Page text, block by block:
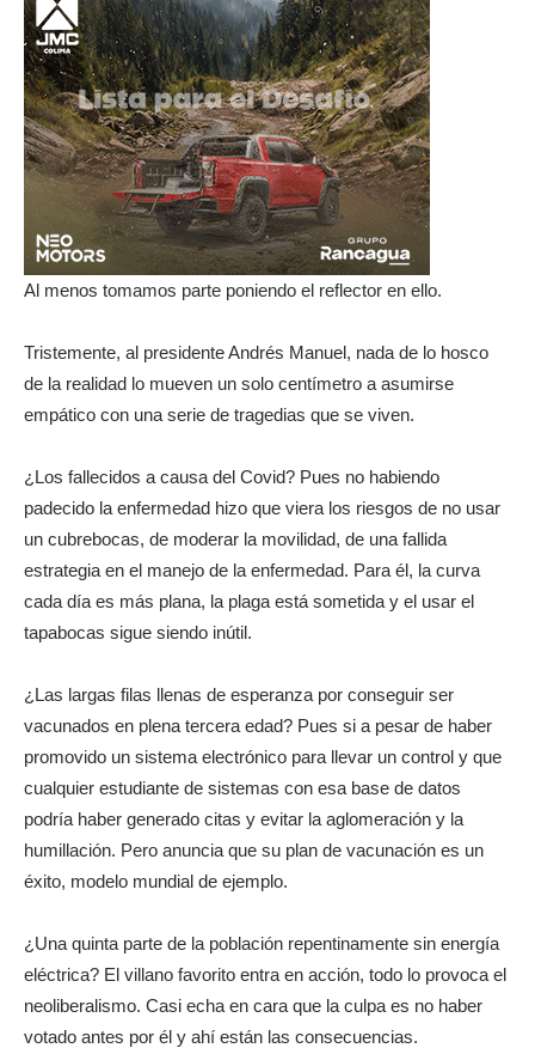
Al menos tomamos parte poniendo el reflector en ello.
Tristemente, al presidente Andrés Manuel, nada de lo hosco
de la realidad lo mueven un solo centímetro a asumirse
empático con una serie de tragedias que se viven.
¿Los fallecidos a causa del Covid? Pues no habiendo
padecido la enfermedad hizo que viera los riesgos de no usar
un cubrebocas, de moderar la movilidad, de una fallida
estrategia en el manejo de la enfermedad. Para él, la curva
cada día es más plana, la plaga está sometida y el usar el
tapabocas sigue siendo inútil.
¿Las largas filas llenas de esperanza por conseguir ser
vacunados en plena tercera edad? Pues si a pesar de haber
promovido un sistema electrónico para llevar un control y que
cualquier estudiante de sistemas con esa base de datos
podría haber generado citas y evitar la aglomeración y la
humillación. Pero anuncia que su plan de vacunación es un
éxito, modelo mundial de ejemplo.
¿Una quinta parte de la población repentinamente sin energía
eléctrica? El villano favorito entra en acción, todo lo provoca el
neoliberalismo. Casi echa en cara que la culpa es no haber
votado antes por él y ahí están las consecuencias.